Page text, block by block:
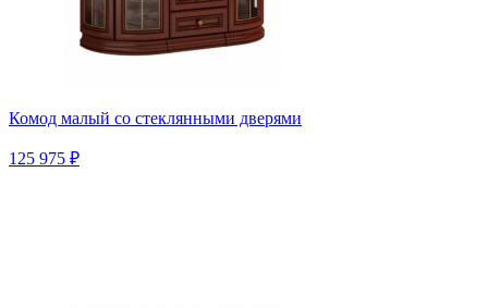
Комод малый со стеклянными дверями
125 975 ₽